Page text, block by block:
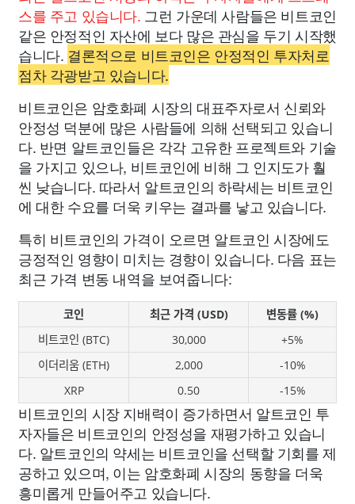
스를 주고 있습니다. 그런 가운데 사람들은 비트코인
같은 안정적인 자산에 보다 많은 관심을 두기 시작했
습니다. 결론적으로 비트코인은 안정적인 투자처로
점차 각광받고 있습니다.
비트코인은 암호화폐 시장의 대표주자로서 신뢰와
안정성 덕분에 많은 사람들에 의해 선택되고 있습니
다. 반면 알트코인들은 각각 고유한 프로젝트와 기술
을 가지고 있으나, 비트코인에 비해 그 인지도가 훨
씬 낮습니다. 따라서 알트코인의 하락세는 비트코인
에 대한 수요를 더욱 키우는 결과를 낳고 있습니다.
특히 비트코인의 가격이 오르면 알트코인 시장에도
긍정적인 영향이 미치는 경향이 있습니다. 다음 표는
최근 가격 변동 내역을 보여줍니다:
코인 최근 가격 (USD)
변동률 (%)
비트코인 (BTC)
30,000
+5%
이더리움 (ETH)
2,000
-10%
XRP
0.50 -15%
비트코인의 시장 지배력이 증가하면서 알트코인 투
자자들은 비트코인의 안정성을 재평가하고 있습니
다. 알트코인의 약세는 비트코인을 선택할 기회를 제
공하고 있으며, 이는 암호화폐 시장의 동향을 더욱
흥미롭게 만들어주고 있습니다.